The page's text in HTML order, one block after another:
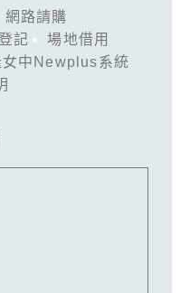
網路請購
記
場地借用
女中Newplus系統